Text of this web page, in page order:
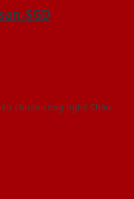
SGD
chuẩn công nghệ Châu